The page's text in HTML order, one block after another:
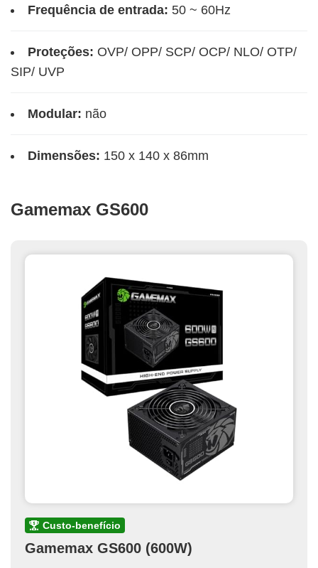
Frequência de entrada: 50 ~ 60Hz
Proteções: OVP/ OPP/ SCP/ OCP/ NLO/ OTP/
SIP/ UVP
Modular: não
Dimensões: ‎ 150 x 140 x 86mm
Gamemax GS600
custo-benefício
Gamemax GS600 (600W)